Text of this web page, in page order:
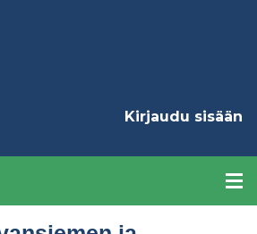
Kirjaudu sisään